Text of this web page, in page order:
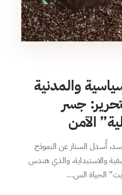
والمدنية
جسر
الآمن
أُسدل الستار عن النموذج
والاستبداية، والذي هندس
الحياة الس…